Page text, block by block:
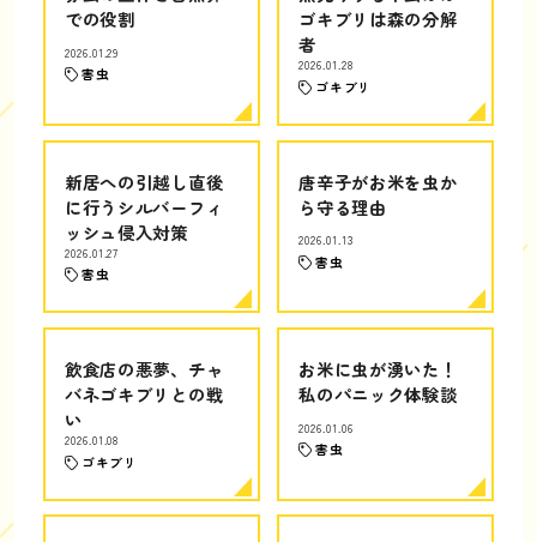
での役割
2026.01.29
害虫
ゴキブリは森の分解
者
2026.01.28
ゴキブリ
新居への引越し直後
に行うシルバーフィ
ッシュ侵入対策
2026.01.27
害虫
唐辛子がお米を虫か
ら守る理由
2026.01.13
害虫
飲食店の悪夢、チャ
バネゴキブリとの戦
い
2026.01.08
ゴキブリ
お米に虫が湧いた！
私のパニック体験談
2026.01.06
害虫